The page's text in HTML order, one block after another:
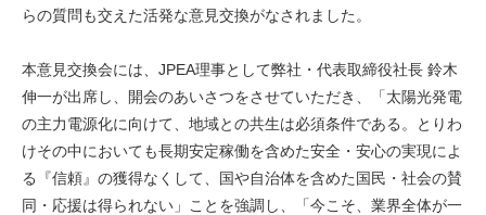
らの質問も交えた活発な意見交換がなされました。
本意見交換会には、JPEA理事として弊社・代表取締役社長 鈴木
伸一が出席し、開会のあいさつをさせていただき、「太陽光発電
の主力電源化に向けて、地域との共生は必須条件である。とりわ
けその中においても長期安定稼働を含めた安全・安心の実現によ
る『信頼』の獲得なくして、国や自治体を含めた国民・社会の賛
同・応援は得られない」ことを強調し、「今こそ、業界全体が一